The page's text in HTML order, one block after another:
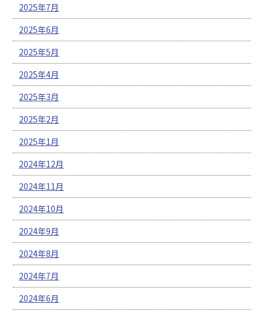
2025年7月
2025年6月
2025年5月
2025年4月
2025年3月
2025年2月
2025年1月
2024年12月
2024年11月
2024年10月
2024年9月
2024年8月
2024年7月
2024年6月